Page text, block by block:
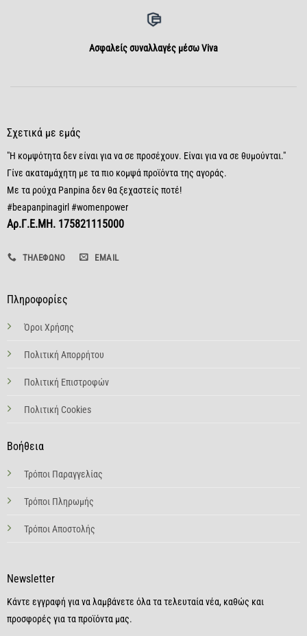
Aσφαλείς συναλλαγές μέσω Viva
Σχετικά με εμάς
"Η κομψότητα δεν είναι για να σε προσέχουν. Είναι για να σε θυμούνται."
Γίνε ακαταμάχητη με τα πιο κομψά προϊόντα της αγοράς.
Με τα ρούχα Panpina δεν θα ξεχαστείς ποτέ!
#beapanpinagirl #womenpower
Αρ.Γ.Ε.ΜΗ. 175821115000
ΤΗΛΈΦΩΝΟ EMAIL
Πληροφορίες
Όροι Χρήσης
Πολιτική Απορρήτου
Πολιτική Επιστροφών
Πολιτική Cookies
Βοήθεια
Τρόποι Παραγγελίας
Τρόποι Πληρωμής
Τρόποι Αποστολής
Newsletter
Κάντε εγγραφή για να λαμβάνετε όλα τα τελευταία νέα, καθώς και
προσφορές για τα προϊόντα μας.